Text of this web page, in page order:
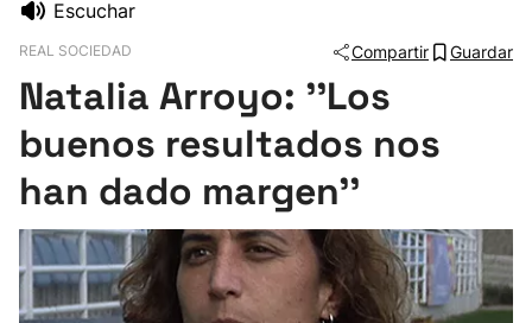
Pelota
Remo
Baloncesto
Escuchar
REAL SOCIEDAD Compartir Guardar
Natalia Arroyo: ''Los
buenos resultados nos
han dado margen''